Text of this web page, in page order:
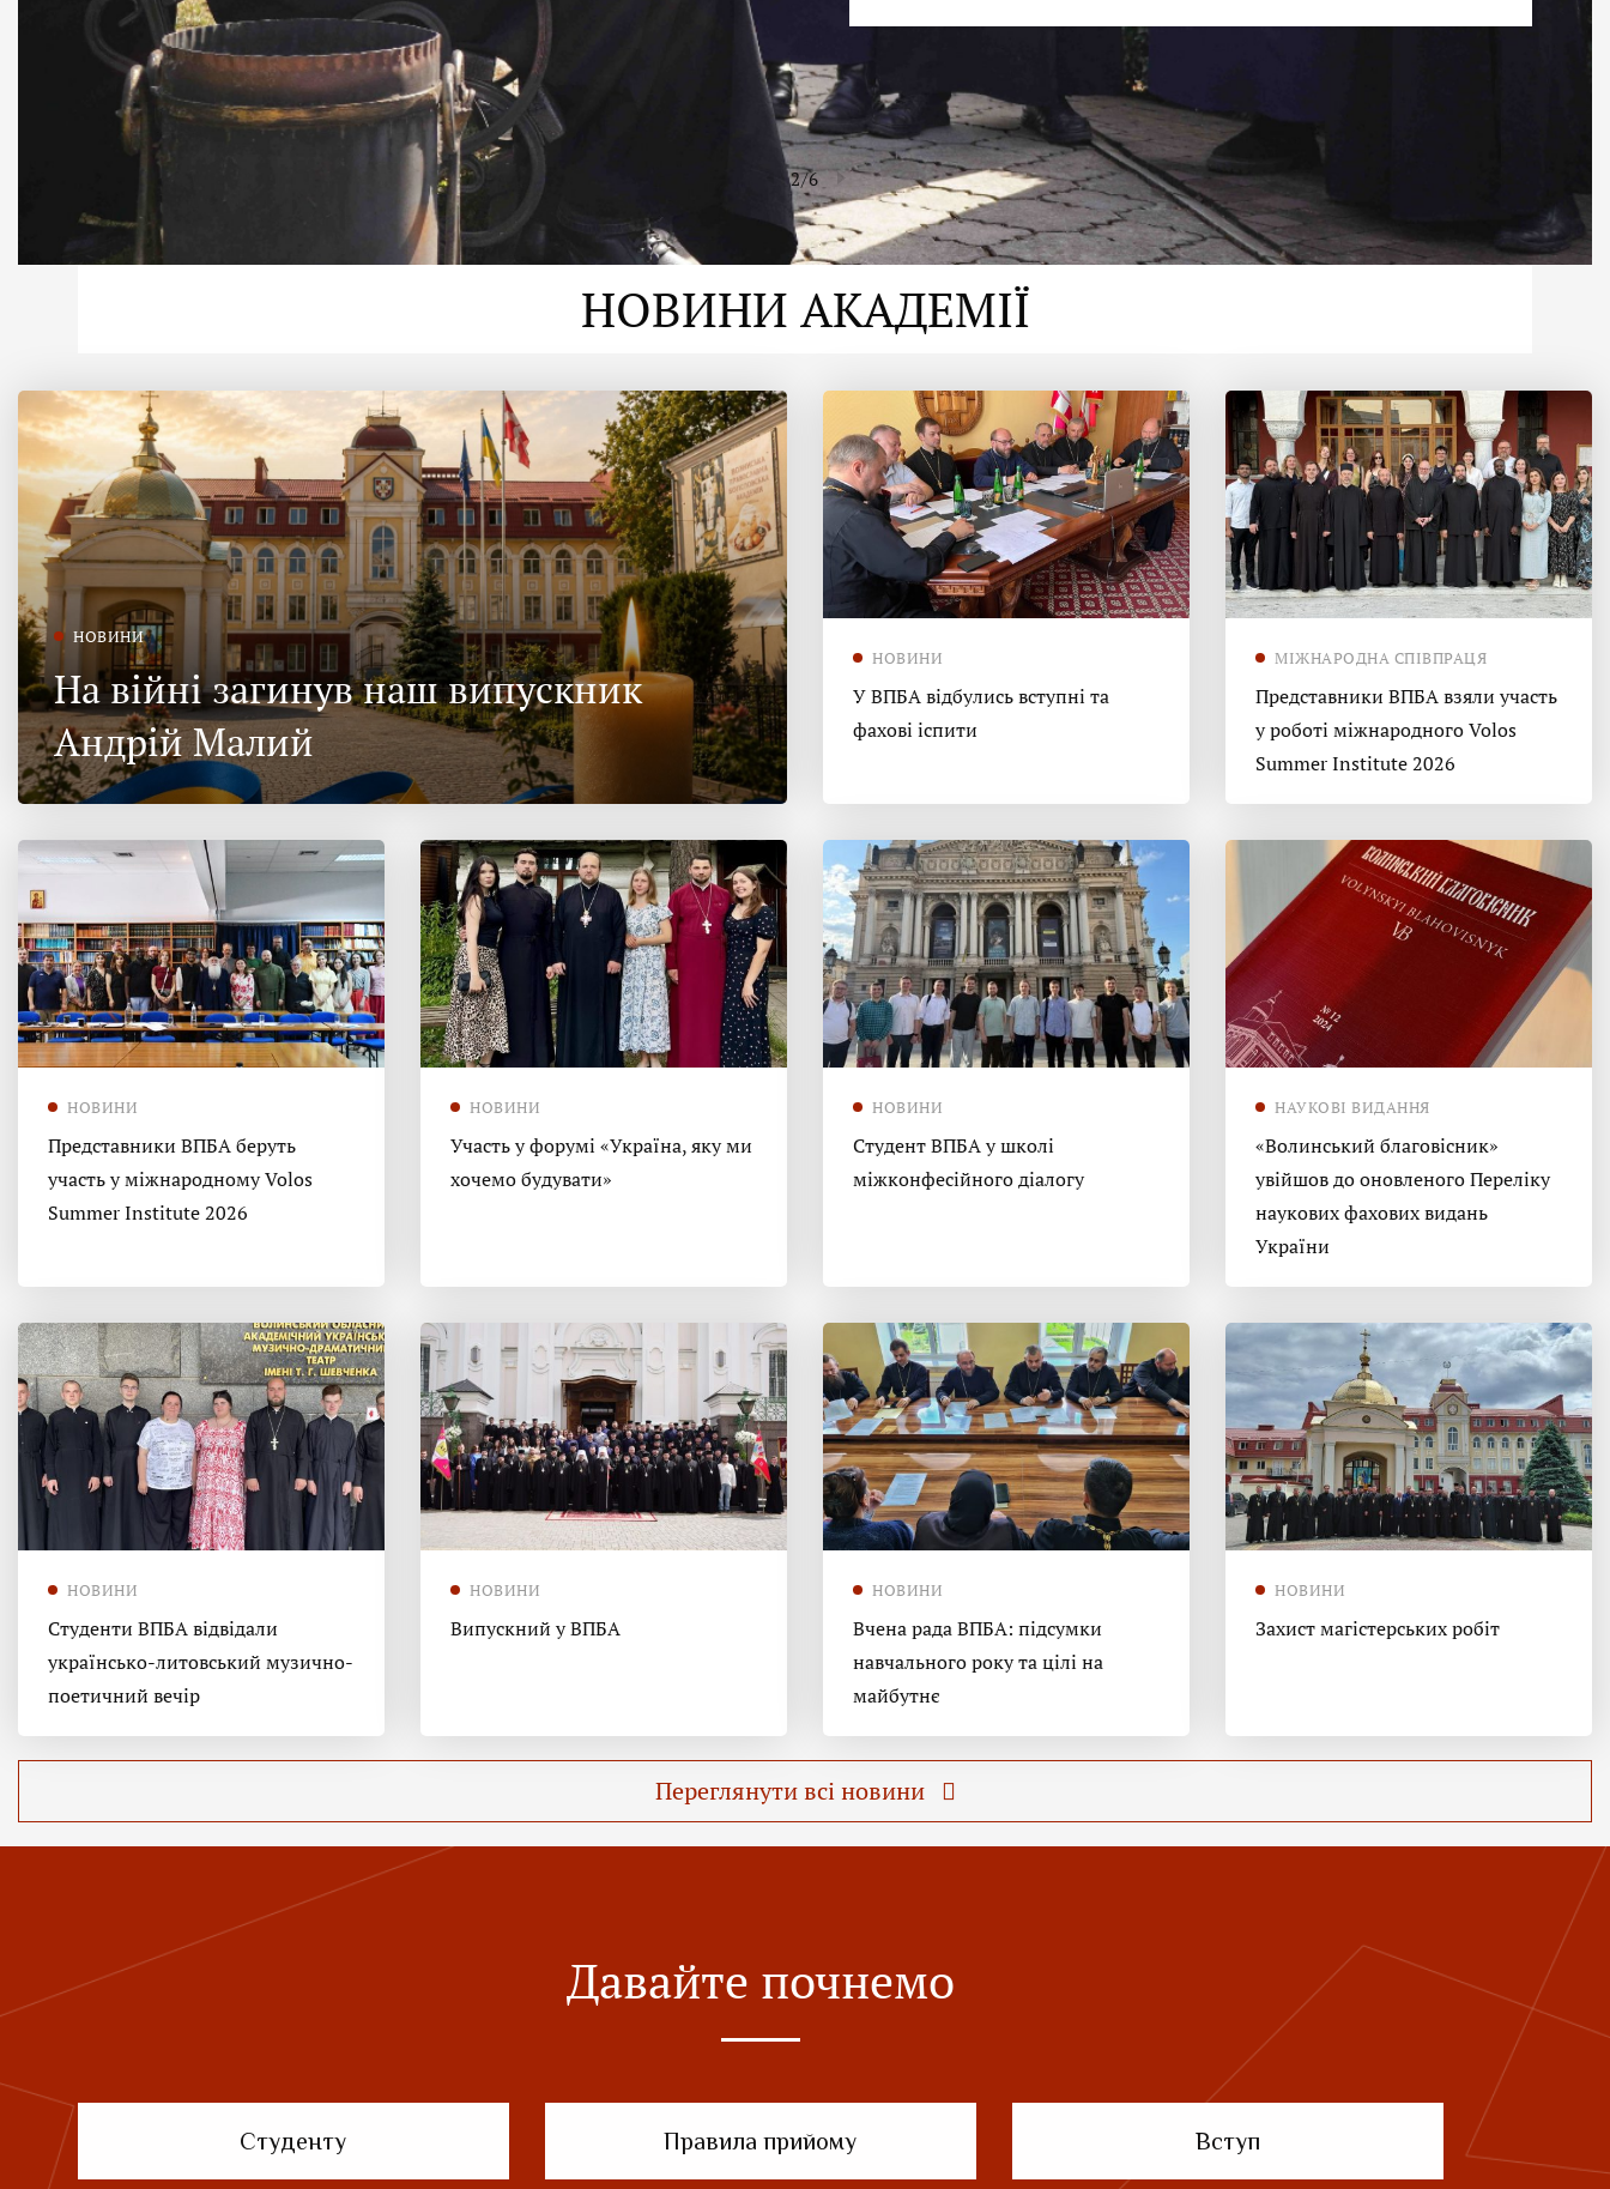
2/6
НОВИНИ АКАДЕМІЇ
НОВИНИ
На війні загинув наш випускник
Андрій Малий
НОВИНИ
У ВПБА відбулись вступні та
фахові іспити
МІЖНАРОДНА СПІВПРАЦЯ
Представники ВПБА взяли участь
у роботі міжнародного Volos
Summer Institute 2026
НОВИНИ
Представники ВПБА беруть
участь у міжнародному Volos
Summer Institute 2026
НОВИНИ
Участь у форумі «Україна, яку ми
хочемо будувати»
НОВИНИ
Студент ВПБА у школі
міжконфесійного діалогу
НАУКОВІ ВИДАННЯ
«Волинський благовісник»
увійшов до оновленого Переліку
наукових фахових видань
України
НОВИНИ
Студенти ВПБА відвідали
українсько-литовський музично-
поетичний вечір
НОВИНИ
Випускний у ВПБА
НОВИНИ
Вчена рада ВПБА: підсумки
навчального року та цілі на
майбутнє
НОВИНИ
Захист магістерських робіт
Переглянути всі новини
Давайте почнемо
Студенту Правила прийому Вступ